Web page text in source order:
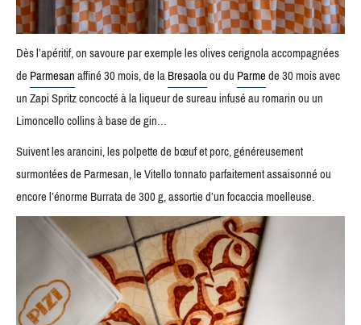
Dès l’apéritif, on savoure par exemple les olives cerignola accompagnées
deParmesanaffiné 30 mois, de laBresaolaou duParmede 30 mois avec
un Zapi Spritz concocté à la liqueur de sureau infusé au romarin ou un
Limoncello collins à base de gin…
Suivent les arancini, les polpette de bœuf et porc, généreusement
surmontées de Parmesan, le Vitello tonnato parfaitement assaisonné ou
encore l’énorme Burrata de 300 g, assortie d’un focaccia moelleuse.